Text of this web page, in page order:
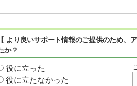
【 より良いサポート情報のご提供のため
か？
役に立った
役に立たなかった